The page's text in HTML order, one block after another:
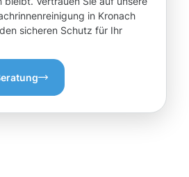
in Kronach
sicheren Schutz für Ihr